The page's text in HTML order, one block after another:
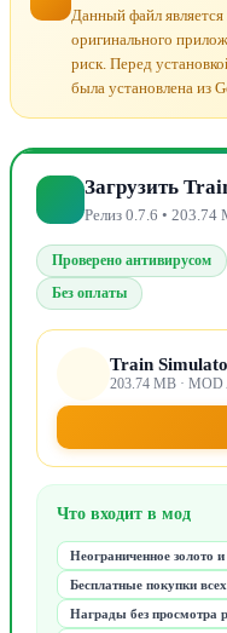
Данный файл
оригинального
риск. Перед
была установлена из
Загрузить
Релиз 0.7.6 • 203.74
Проверено антивирусом
Без оплаты
Train
203.74 MB ·
Что входит в мод
Неограниченное золото и
Бесплатные покупки
Награды без просмотра